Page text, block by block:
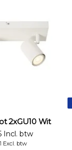
2xGU10 Wit
Incl. btw
Excl. btw